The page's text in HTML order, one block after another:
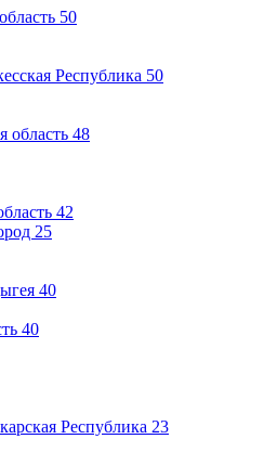
50
Республика 50
область 48
42
25
40
40
Республика 23